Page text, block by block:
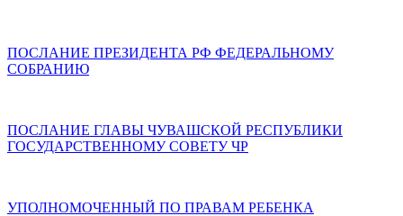
ПОСЛАНИЕ ПРЕЗИДЕНТА РФ ФЕДЕРАЛЬНОМУ
СОБРАНИЮ
ПОСЛАНИЕ ГЛАВЫ ЧУВАШСКОЙ РЕСПУБЛИКИ
ГОСУДАРСТВЕННОМУ СОВЕТУ ЧР
УПОЛНОМОЧЕННЫЙ ПО ПРАВАМ РЕБЕНКА